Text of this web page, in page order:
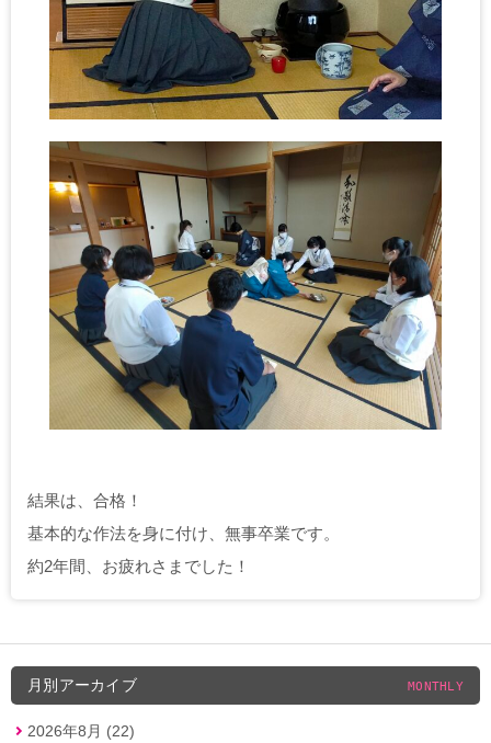
結果は、合格！
基本的な作法を身に付け、無事卒業です。
約2年間、お疲れさまでした！
月別アーカイブ MONTHLY
2026年8月 (22)